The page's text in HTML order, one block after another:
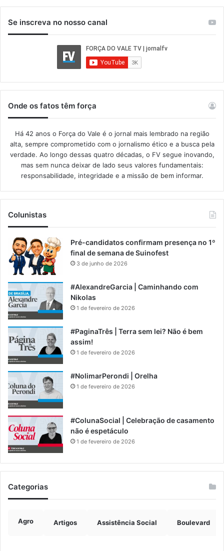
Se inscreva no nosso canal
Onde os fatos têm força
Há 42 anos o Força do Vale é o jornal mais lembrado na região
alta, sempre comprometido com o jornalismo ético e a busca pela
verdade. Ao longo dessas quatro décadas, o FV segue inovando,
mas sem nunca deixar de lado seus valores fundamentais:
responsabilidade, integridade e a missão de bem informar.​
Colunistas
Pré-candidatos confirmam presença no 1º
final de semana de Suinofest
3 de junho de 2026
#AlexandreGarcia | Caminhando com
Nikolas
1 de fevereiro de 2026
#PaginaTrês | Terra sem lei? Não é bem
assim!
1 de fevereiro de 2026
#NolimarPerondi | Orelha
1 de fevereiro de 2026
#ColunaSocial | Celebração de casamento
não é espetáculo
1 de fevereiro de 2026
Categorias
Agro Artigos Assistência Social Boulevard